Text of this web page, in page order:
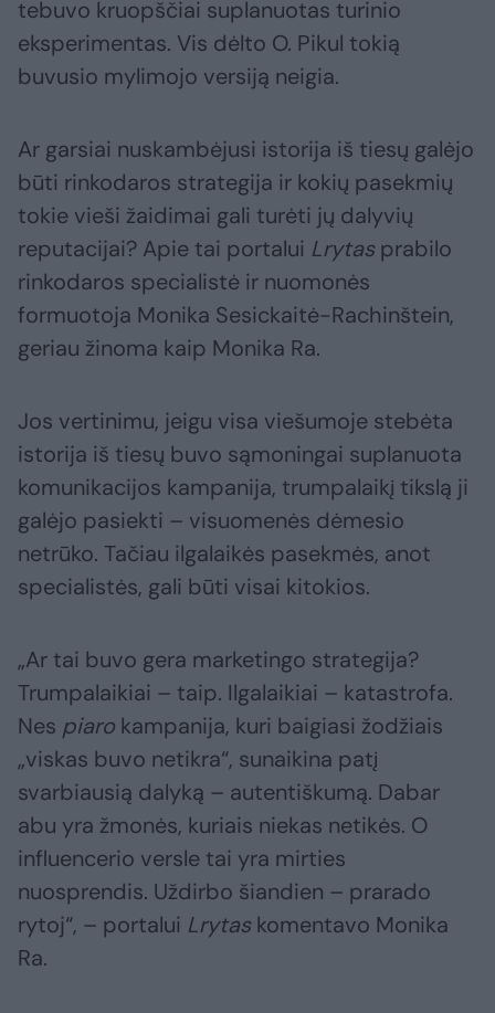
tebuvo kruopščiai suplanuotas turinio
eksperimentas. Vis dėlto O. Pikul tokią
buvusio mylimojo versiją neigia.
Ar garsiai nuskambėjusi istorija iš tiesų galėjo
būti rinkodaros strategija ir kokių pasekmių
tokie vieši žaidimai gali turėti jų dalyvių
reputacijai? Apie tai portalui Lrytasprabilo
rinkodaros specialistė ir nuomonės
formuotoja Monika Sesickaitė-Rachinštein,
geriau žinoma kaip Monika Ra.
Jos vertinimu, jeigu visa viešumoje stebėta
istorija iš tiesų buvo sąmoningai suplanuota
komunikacijos kampanija, trumpalaikį tikslą ji
galėjo pasiekti – visuomenės dėmesio
netrūko. Tačiau ilgalaikės pasekmės, anot
specialistės, gali būti visai kitokios.
„Ar tai buvo gera marketingo strategija?
Trumpalaikiai – taip. Ilgalaikiai – katastrofa.
Nes piaro kampanija, kuri baigiasi žodžiais
„viskas buvo netikra“, sunaikina patį
svarbiausią dalyką – autentiškumą. Dabar
abu yra žmonės, kuriais niekas netikės. O
influencerio versle tai yra mirties
nuosprendis. Uždirbo šiandien – prarado
rytoj“, – portalui Lrytaskomentavo Monika
Ra.